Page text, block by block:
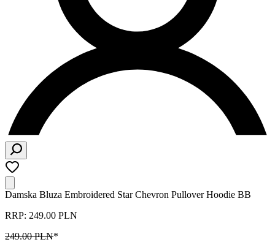
Damska Bluza Embroidered Star Chevron Pullover Hoodie BB
RRP: 249.00 PLN
249.00 PLN*